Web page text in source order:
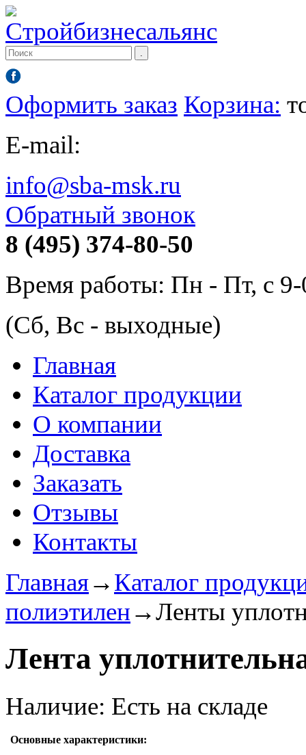
Оформить заказ Корзина:
E-mail:
info@sba-msk.ru
Обратный звонок
8 (495) 374-80-50
Время работы: Пн - Пт, с
(Сб, Вс - выходные)
Главная
Каталог продукции
О компании
Доставка
Заказать
Отзывы
Контакты
Главная→Каталог
полиэтилен→Ленты
Лента
Наличие: Есть на складе
Основные характеристики: